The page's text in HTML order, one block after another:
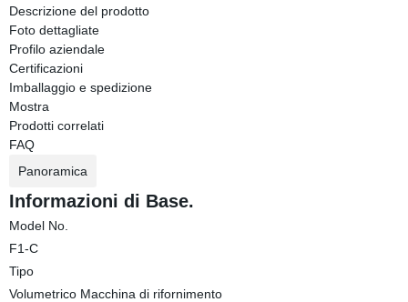
Descrizione del prodotto
Foto dettagliate
Profilo aziendale
Certificazioni
Imballaggio e spedizione
Mostra
Prodotti correlati
FAQ
Panoramica
Informazioni di Base.
Model No.
F1-C
Tipo
Volumetrico Macchina di rifornimento